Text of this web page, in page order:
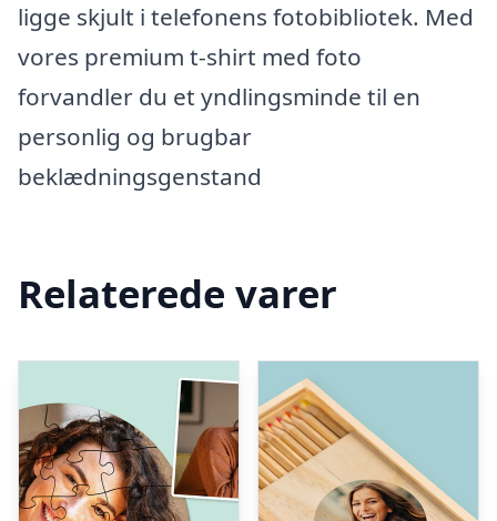
ligge skjult i telefonens fotobibliotek. Med
vores premium t-shirt med foto
forvandler du et yndlingsminde til en
personlig og brugbar
beklædningsgenstand
Relaterede varer